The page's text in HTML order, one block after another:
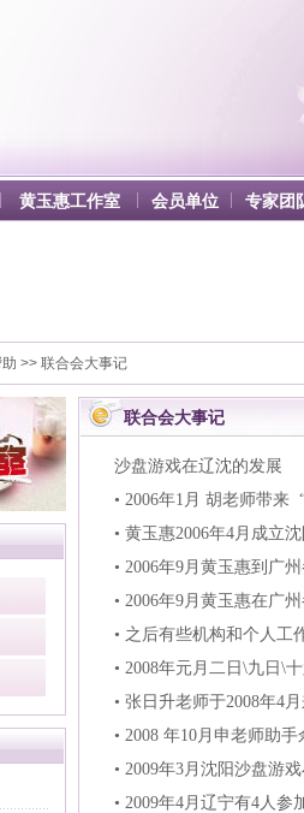
黄玉惠工作室 会员单位 专家团
>> 联合会大事记
联合会大事记
沙盘游戏在辽沈的发展
• 2006年1月 胡老师带来
• 黄玉惠2006年4月成立
• 2006年9月黄玉惠到广
• 2006年9月黄玉惠在广
• 之后有些机构和个人工
• 2008年元月二日\九日\
• 张日升老师于2008年4
• 2008 年10月申老师助
• 2009年3月沈阳沙盘游
• 2009年4月辽宁有4人参